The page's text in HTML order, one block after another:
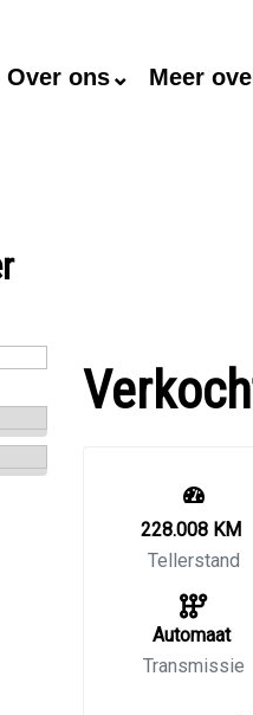
Over ons⌄ Meer
228.008 KM
Tellerstand
Automaat
Transmissie